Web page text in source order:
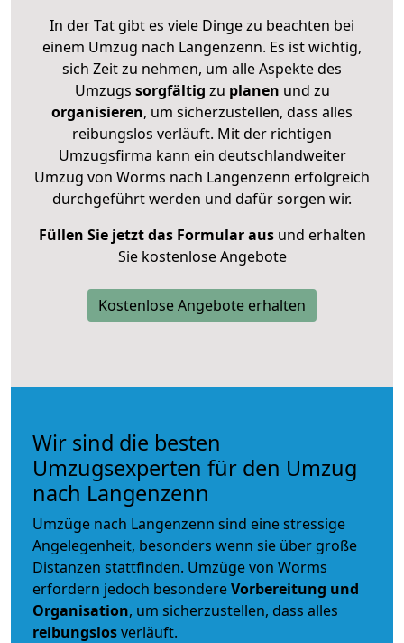
In der Tat gibt es viele Dinge zu beachten bei
einem Umzug nach Langenzenn. Es ist wichtig,
sich Zeit zu nehmen, um alle Aspekte des
Umzugs sorgfältig zu planen und zu
organisieren, um sicherzustellen, dass alles
reibungslos verläuft. Mit der richtigen
Umzugsfirma kann ein deutschlandweiter
Umzug von Worms nach Langenzenn erfolgreich
durchgeführt werden und dafür sorgen wir.
Füllen Sie jetzt das Formular ausund erhalten
Sie kostenlose Angebote
Kostenlose Angebote erhalten
Wir sind die besten
Umzugsexperten für den Umzug
nach Langenzenn
Umzüge nach Langenzenn sind eine stressige
Angelegenheit, besonders wenn sie über große
Distanzen stattfinden. Umzüge von Worms
erfordern jedoch besondereVorbereitung und
Organisation, um sicherzustellen, dass alles
reibungslosverläuft.